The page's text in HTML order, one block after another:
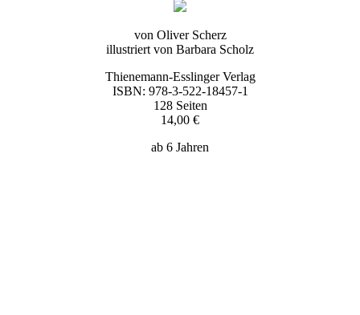
von Oliver Scherz
illustriert von Barbara Scholz
Thienemann-Esslinger Verlag
ISBN: 978-3-522-18457-1
128 Seiten
14,00 €
ab 6 Jahren